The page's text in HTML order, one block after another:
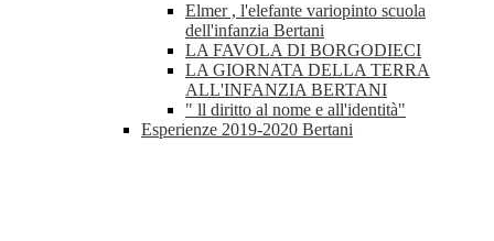
Elmer , l'elefante variopinto scuola
dell'infanzia Bertani
LA FAVOLA DI BORGODIECI
LA GIORNATA DELLA TERRA
ALL'INFANZIA BERTANI
" ll diritto al nome e all'identità"
Esperienze 2019-2020 Bertani